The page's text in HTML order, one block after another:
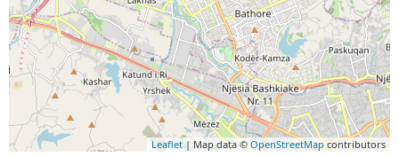
Leaflet | Map data © OpenStreetMapcontributors